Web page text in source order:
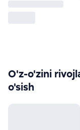
O'z-o'zini
o'sish